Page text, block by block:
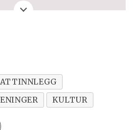
spørsmål, ros eller
KULTUR